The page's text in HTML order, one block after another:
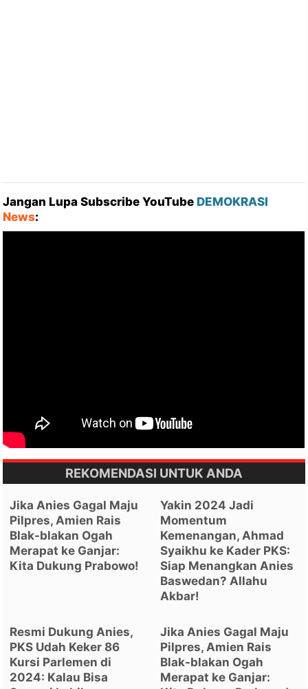
Jangan Lupa Subscribe YouTube DEMOKRASI
News:
REKOMENDASI UNTUK ANDA
Jika Anies Gagal Maju
Pilpres, Amien Rais
Blak-blakan Ogah
Merapat ke Ganjar:
Kita Dukung Prabowo!
Yakin 2024 Jadi
Momentum
Kemenangan, Ahmad
Syaikhu ke Kader PKS:
Siap Menangkan Anies
Baswedan? Allahu
Akbar!
Resmi Dukung Anies,
PKS Udah Keker 86
Kursi Parlemen di
2024: Kalau Bisa
Jika Anies Gagal Maju
Pilpres, Amien Rais
Blak-blakan Ogah
Merapat ke Ganjar: